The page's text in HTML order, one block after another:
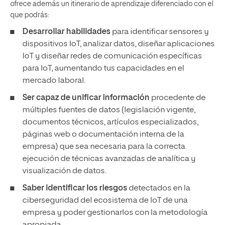
ofrece además un itinerario de aprendizaje diferenciado con el
que podrás:
Desarrollar habilidades para identificar sensores y
dispositivos IoT, analizar datos, diseñar aplicaciones
IoT y diseñar redes de comunicación específicas
para IoT, aumentando tus capacidades en el
mercado laboral.
Ser capaz de unificar información procedente de
múltiples fuentes de datos (legislación vigente,
documentos técnicos, artículos especializados,
páginas web o documentación interna de la
empresa) que sea necesaria para la correcta
ejecución de técnicas avanzadas de analítica y
visualización de datos.
Saber identificar los riesgosdetectados en la
ciberseguridad del ecosistema de IoT de una
empresa y poder gestionarlos con la metodología